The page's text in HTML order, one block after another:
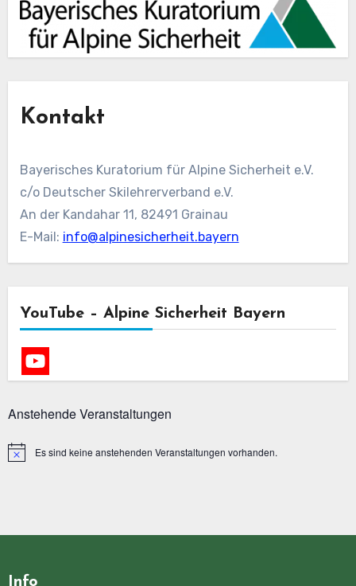
Kontakt
Bayerisches Kuratorium für Alpine Sicherheit e.V.
c/o Deutscher Skilehrerverband e.V.
An der Kandahar 11, 82491 Grainau
E-Mail: info@alpinesicherheit.bayern
YouTube – Alpine Sicherheit Bayern
Anstehende Veranstaltungen
HinweisEs sind keine anstehenden Veranstaltungen vorhanden.
Info